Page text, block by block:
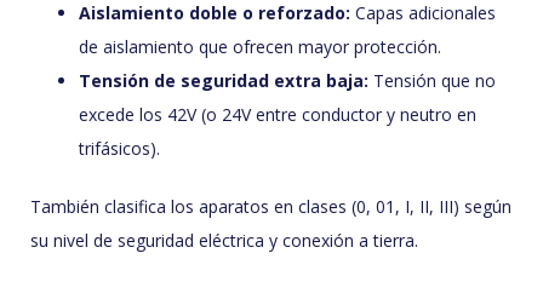
Aislamiento doble o reforzado: Capas adicionales
de aislamiento que ofrecen mayor protección.
Tensión de seguridad extra baja: Tensión que no
excede los 42V (o 24V entre conductor y neutro en
trifásicos).
También clasifica los aparatos en clases (0, 01, I, II, III) según
su nivel de seguridad eléctrica y conexión a tierra.